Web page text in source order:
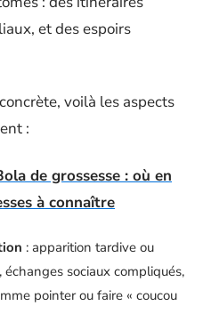
et des espoirs
voilà les aspects
:
de grossesse : où en
à connaître
: apparition tardive ou
sociaux compliqués,
pointer ou faire « coucou